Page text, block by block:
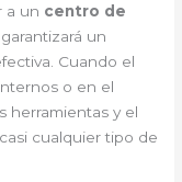
a un centro de
un
Cuando el
o en el
herramientas y el
cualquier tipo de